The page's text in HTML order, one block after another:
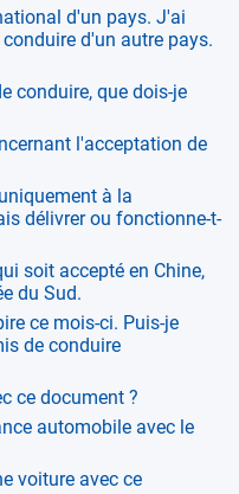
d'un pays. J'ai
d'un autre pays.
conduire, que dois-je
l'acceptation de
à la
délivrer ou fonctionne-t-
soit accepté en Chine,
du Sud.
ce mois-ci. Puis-je
de conduire
ce document ?
automobile avec le
voiture avec ce